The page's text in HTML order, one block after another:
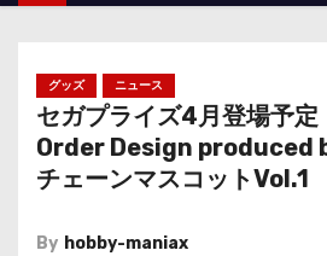
グッズ ニュース
セガプライズ4月登場予
Order Design produced
チェーンマスコットVol.1
By hobby-maniax